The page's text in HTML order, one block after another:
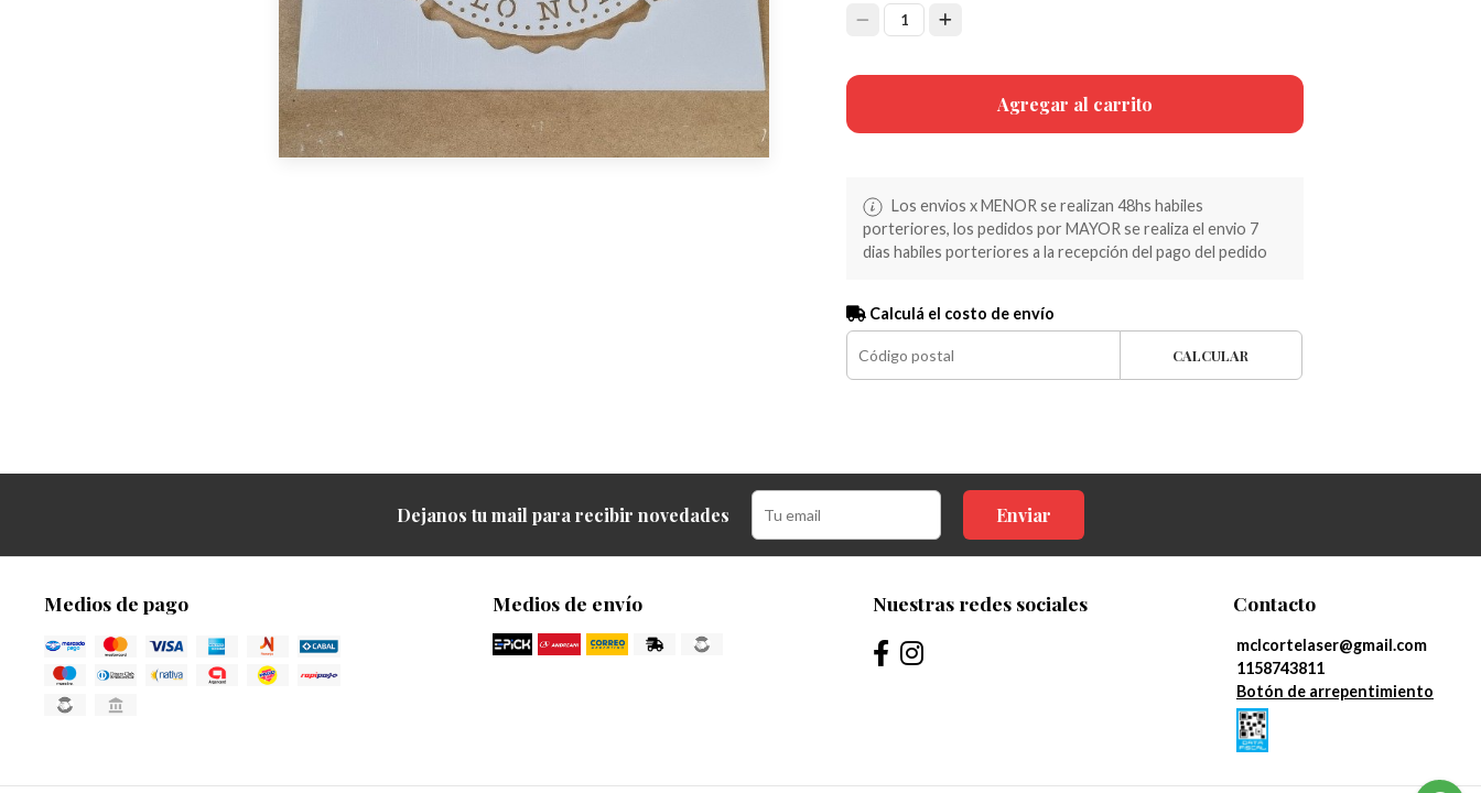
1
Agregar al carrito
Los envios x MENOR se realizan 48hs habiles
porteriores, los pedidos por MAYOR se realiza el envio 7
dias habiles porteriores a la recepción del pago del pedido
Calculá el costo de envío
CALCULAR
Dejanos tu mail para recibir novedades Enviar
Medios de pago Medios de envío Nuestras redes sociales Contacto
mclcortelaser@gmail.com
1158743811
Botón de arrepentimiento